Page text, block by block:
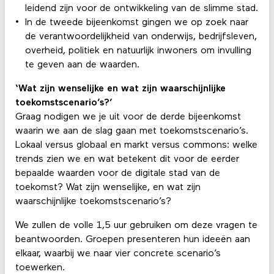
leidend zijn voor de ontwikkeling van de slimme stad.
In de tweede bijeenkomst gingen we op zoek naar
de verantwoordelijkheid van onderwijs, bedrijfsleven,
overheid, politiek en natuurlijk inwoners om invulling
te geven aan de waarden.
‘Wat zijn wenselijke en wat zijn waarschijnlijke
toekomstscenario’s?’
Graag nodigen we je uit voor de derde bijeenkomst
waarin we aan de slag gaan met toekomstscenario’s.
Lokaal versus globaal en markt versus commons: welke
trends zien we en wat betekent dit voor de eerder
bepaalde waarden voor de digitale stad van de
toekomst? Wat zijn wenselijke, en wat zijn
waarschijnlijke toekomstscenario’s?
We zullen de volle 1,5 uur gebruiken om deze vragen te
beantwoorden. Groepen presenteren hun ideeën aan
elkaar, waarbij we naar vier concrete scenario’s
toewerken.